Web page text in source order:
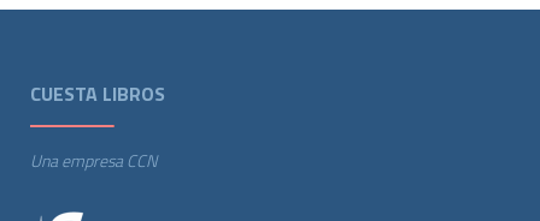
CUESTA LIBROS
Una empresa CCN